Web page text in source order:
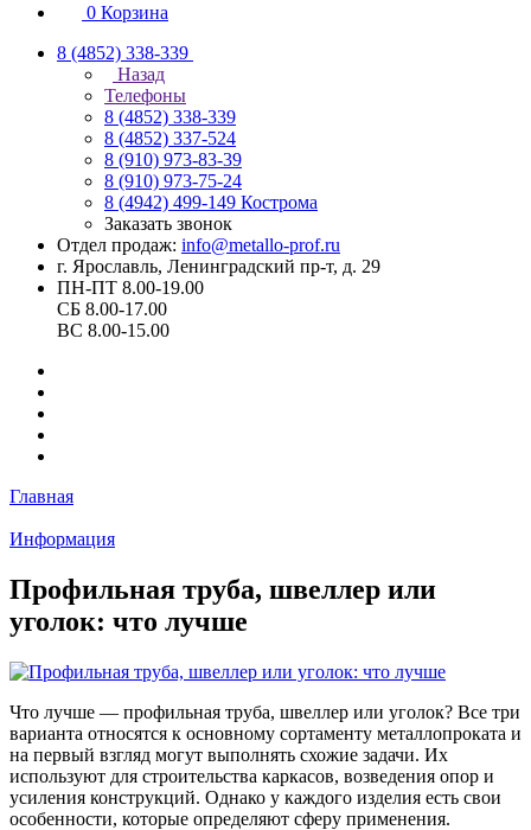
0 Корзина
8 (4852) 338-339
Назад
Телефоны
8 (4852) 338-339
8 (4852) 337-524
8 (910) 973-83-39
8 (910) 973-75-24
8 (4942) 499-149 Кострома
Заказать звонок
Отдел продаж: info@metallo-prof.ru
г. Ярославль, Ленинградский пр-т, д. 29
ПН-ПТ 8.00-19.00
СБ 8.00-17.00
ВС 8.00-15.00
Главная
Информация
Профильная труба, швеллер или
уголок: что лучше
Что лучше — профильная труба, швеллер или уголок? Все три
варианта относятся к основному сортаменту металлопроката и
на первый взгляд могут выполнять схожие задачи. Их
используют для строительства каркасов, возведения опор и
усиления конструкций. Однако у каждого изделия есть свои
особенности, которые определяют сферу применения.